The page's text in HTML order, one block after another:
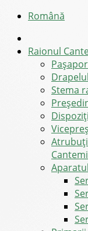
Română
Raionul
Stema